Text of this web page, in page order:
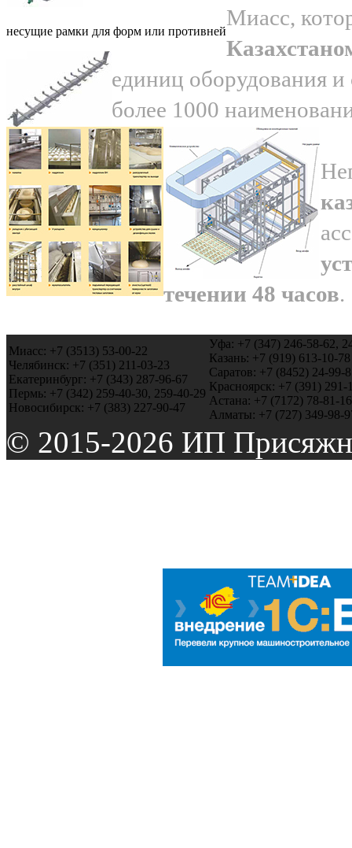
несущие рамки для форм или противней
Миасс,
единиц оборудования и
более 1000
течении 48 часов.
Миасс: +7 (3513) 53-00-22
Челябинск: +7 (351) 211-03-23
Екатеринбург: +7 (343) 287-96-67
Пермь: +7 (342) 259-40-30, 259-40-29
Новосибирск: +7 (383) 227-90-47
Уфа: +7 (347) 246-58-62,
Казань: +7 (919) 613-10-78
Саратов: +7 (8452) 24-99-
Красноярск: +7 (391) 291-
Астана: +7 (7172) 78-81-16
Алматы: +7 (727) 349-98-
© 2015-2026 ИП